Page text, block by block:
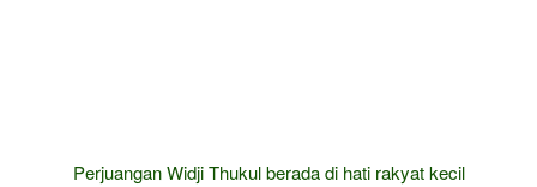
Perjuangan Widji Thukul berada di hati rakyat kecil